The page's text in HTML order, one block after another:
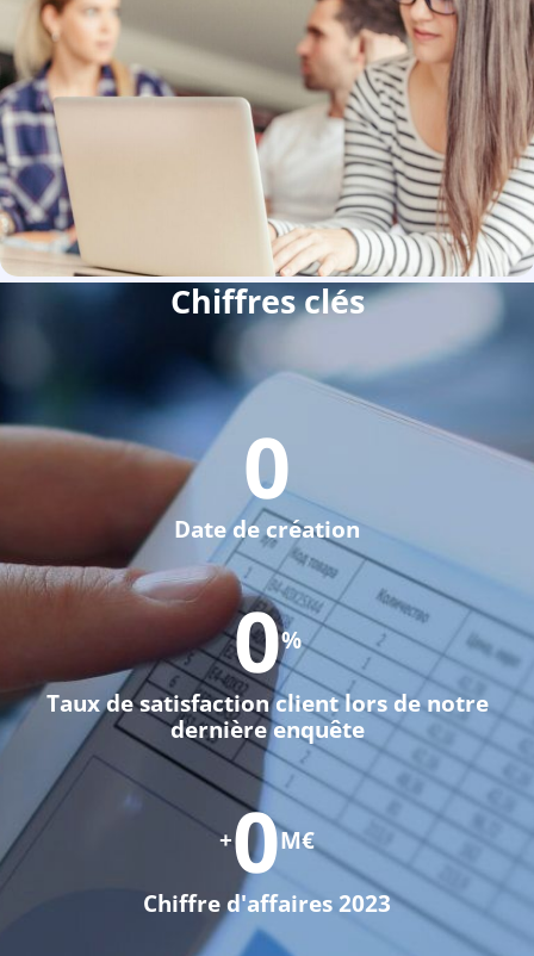
Chiffres clés
0
Date de création
0%
Taux de satisfaction client lors de notre
dernière enquête
+0M€
Chiffre d'affaires 2023